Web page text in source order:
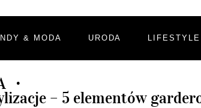
& MODA URODA LIFESTYLE
•
– 5 elementów